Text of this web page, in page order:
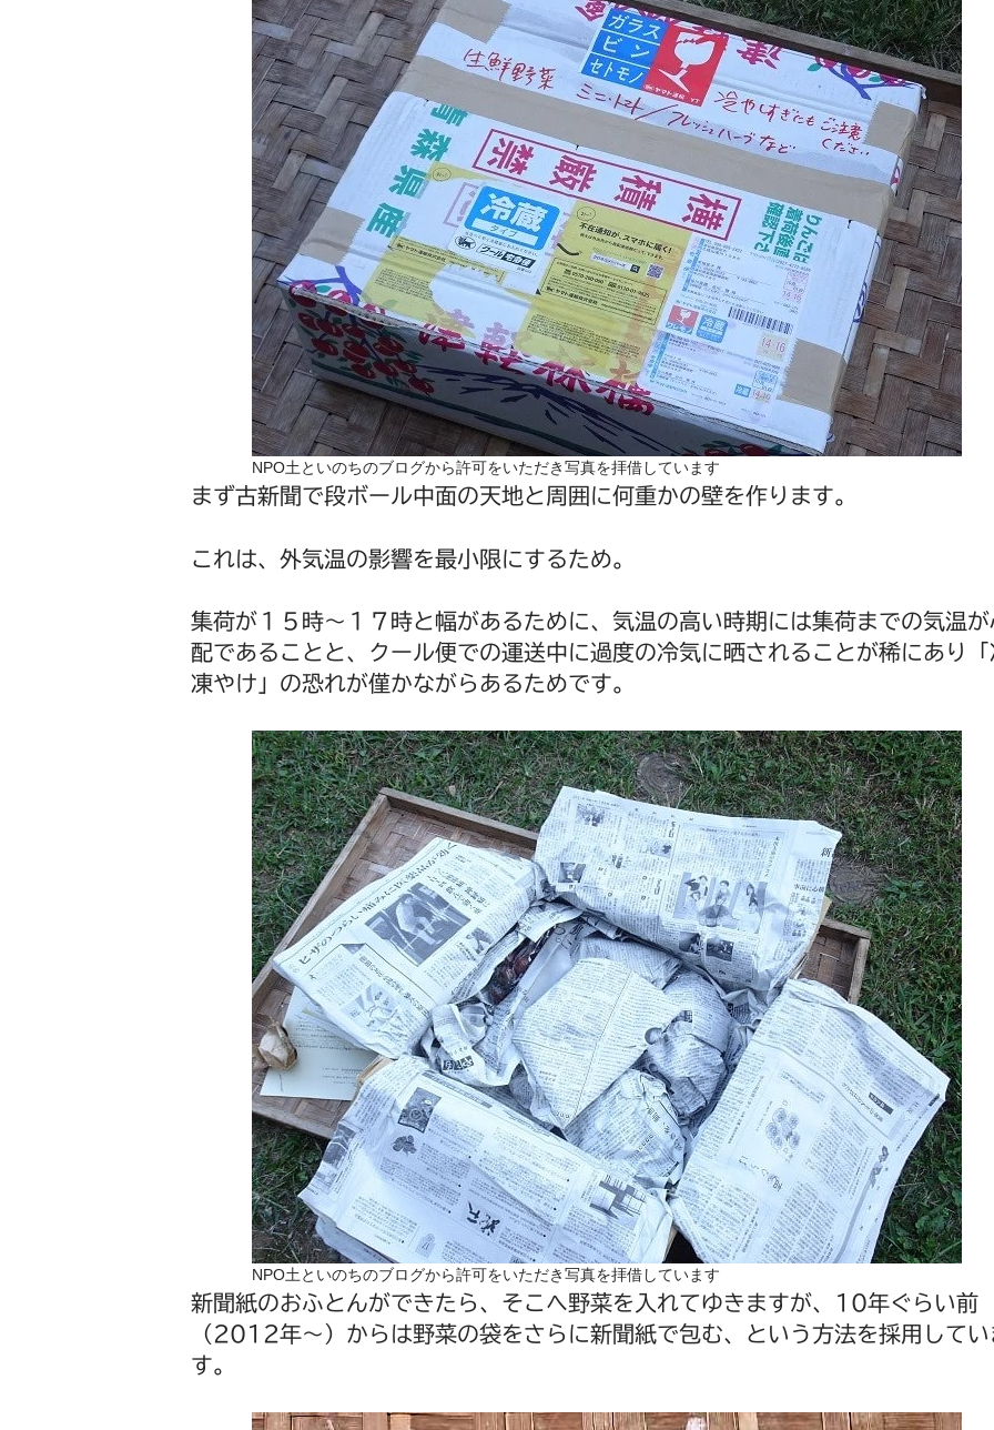
NPO土といのちのブログから許可をいただき写真を拝借しています
まず古新聞で段ボール中面の天地と周囲に何重かの壁を作ります。
これは、外気温の影響を最小限にするため。
集荷が１５時～１７時と幅があるために、気温の高い時期には集荷までの気温が
配であることと、クール便での運送中に過度の冷気に晒されることが稀にあり「
凍やけ」の恐れが僅かながらあるためです。
NPO土といのちのブログから許可をいただき写真を拝借しています
新聞紙のおふとんができたら、そこへ野菜を入れてゆきますが、10年ぐらい前
（2012年～）からは野菜の袋をさらに新聞紙で包む、という方法を採用してい
す。